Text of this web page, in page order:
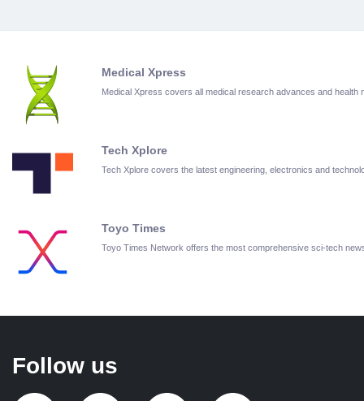
Medical Xpress
Medical Xpress covers all medical research advances and health
Tech Xplore
Tech Xplore covers the latest engineering, electronics and
Toyo Times
Toyo Times Network offers the most comprehensive sci-tech
Follow us